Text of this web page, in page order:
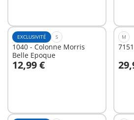
EXCLUSIVITÉ S
1040 - Colonne Morris
Belle Epoque
12,99 €
Au panier
M